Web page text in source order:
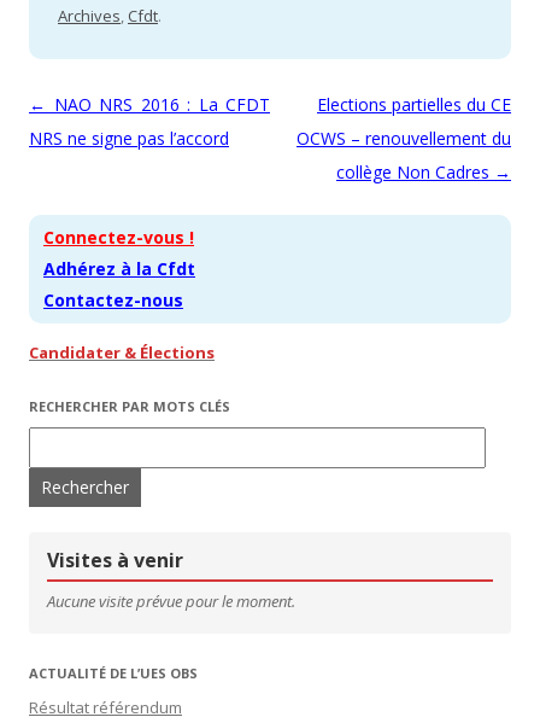
Archives, Cfdt.
Navigation des articles
← NAO NRS 2016 : La CFDT
NRS ne signe pas l’accord
Elections partielles du CE
OCWS – renouvellement du
collège Non Cadres →
Connectez-vous !
Adhérez à la Cfdt
Contactez-nous
Candidater & Élections
RECHERCHER PAR MOTS CLÉS
Visites à venir
Aucune visite prévue pour le moment.
ACTUALITÉ DE L’UES OBS
Résultat référendum